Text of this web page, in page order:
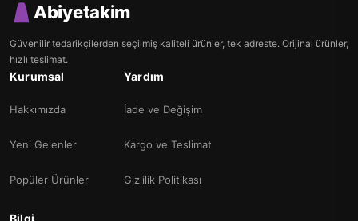
Abiyetakim
Güvenilir tedarikçilerden seçilmiş kaliteli ürünler, tek adreste. Orijinal ürünler,
hızlı teslimat.
Kurumsal
Hakkımızda
Yeni Gelenler
Popüler Ürünler
Yardım
İade ve Değişim
Kargo ve Teslimat
Gizlilik Politikası
Bilgi